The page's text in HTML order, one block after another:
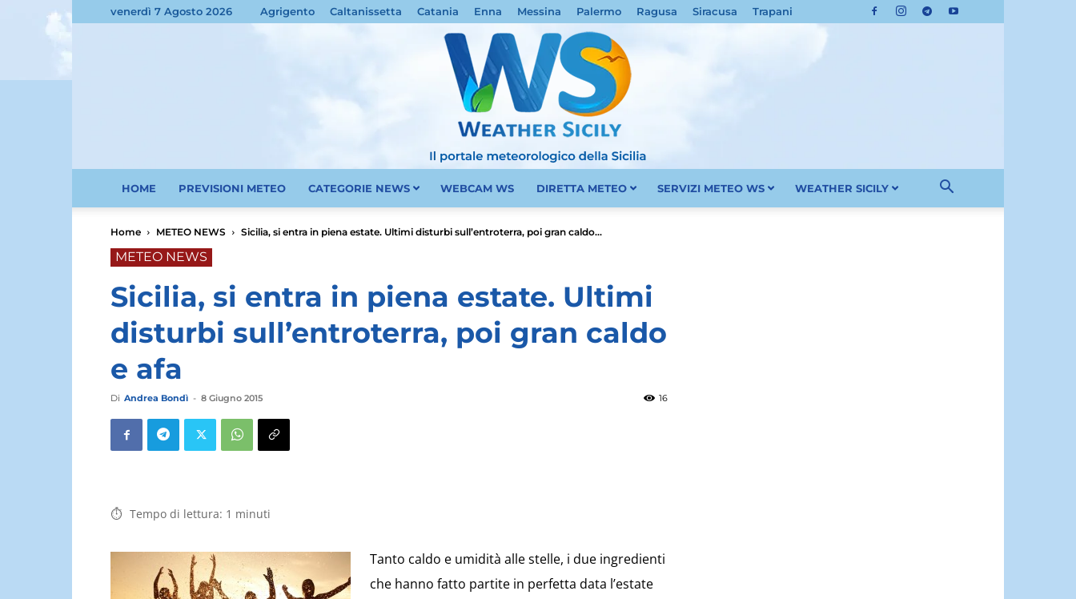
venerdì 7 Agosto 2026 Agrigento Caltanissetta Catania Enna Messina Palermo Ragusa Siracusa Trapani
HOME PREVISIONI METEO CATEGORIE NEWS WEBCAM WS DIRETTA METEO SERVIZI METEO WS WEATHER SICILY
Home METEO NEWS Sicilia, si entra in piena estate. Ultimi disturbi sull’entroterra, poi gran caldo...
METEO NEWS
Sicilia, si entra in piena estate. Ultimi
disturbi sull’entroterra, poi gran caldo
e afa
Di Andrea Bondì - 8 Giugno 2015 16
Tempo di lettura: 1 minuti
Tanto caldo e umidità alle stelle, i due ingredienti
che hanno fatto partite in perfetta data l’estate